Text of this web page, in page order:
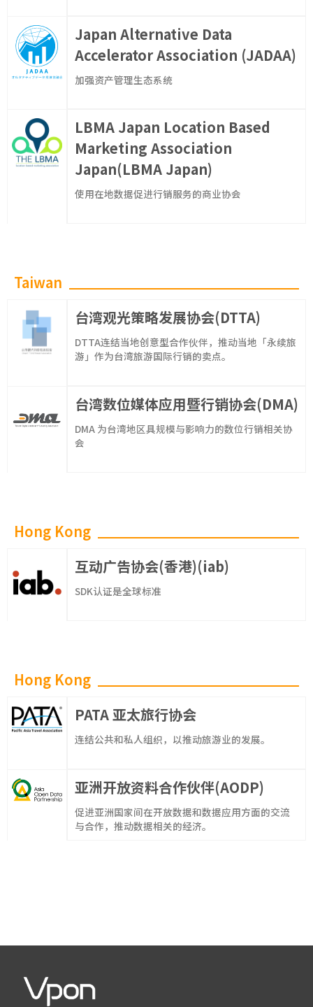
Japan Alternative Data
Accelerator Association (JADAA)
加强资产管理生态系统
LBMA Japan Location Based
Marketing Association
Japan(LBMA Japan)
使用在地数据促进行销服务的商业协会
Taiwan
台湾观光策略发展协会(DTTA)
DTTA连结当地创意型合作伙伴，推动当地「永续旅
游」作为台湾旅游国际行销的卖点。
台湾数位媒体应用暨行销协会(DMA)
DMA 为台湾地区具规模与影响力的数位行销相关协
会
Hong Kong
互动广告协会(香港)(iab)
SDK认证是全球标准
Hong Kong
PATA 亚太旅行协会
连结公共和私人组织，以推动旅游业的发展。
亚洲开放资料合作伙伴(AODP) ​
促进亚洲国家间在开放数据和数据应用方面的交流
与合作， 推动数据相关的经济。